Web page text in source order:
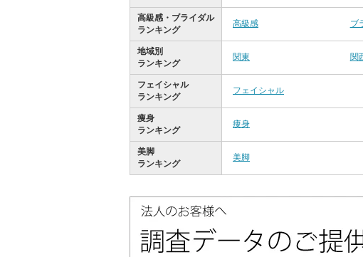
高級感・ブライダル
ランキング
高級感 ブ
地域別
ランキング
関東 関
フェイシャル
ランキング
フェイシャル
痩身
ランキング
痩身
美脚
ランキング
美脚